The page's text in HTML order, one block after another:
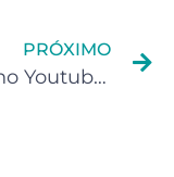
PRÓXIMO
Canal no Youtube (IRPF): CPF pode ficar irregular se não fizer a Declaração de IR?